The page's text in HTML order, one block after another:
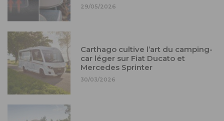
29/05/2026
Carthago cultive l’art du camping-
car léger sur Fiat Ducato et
Mercedes Sprinter
30/03/2026